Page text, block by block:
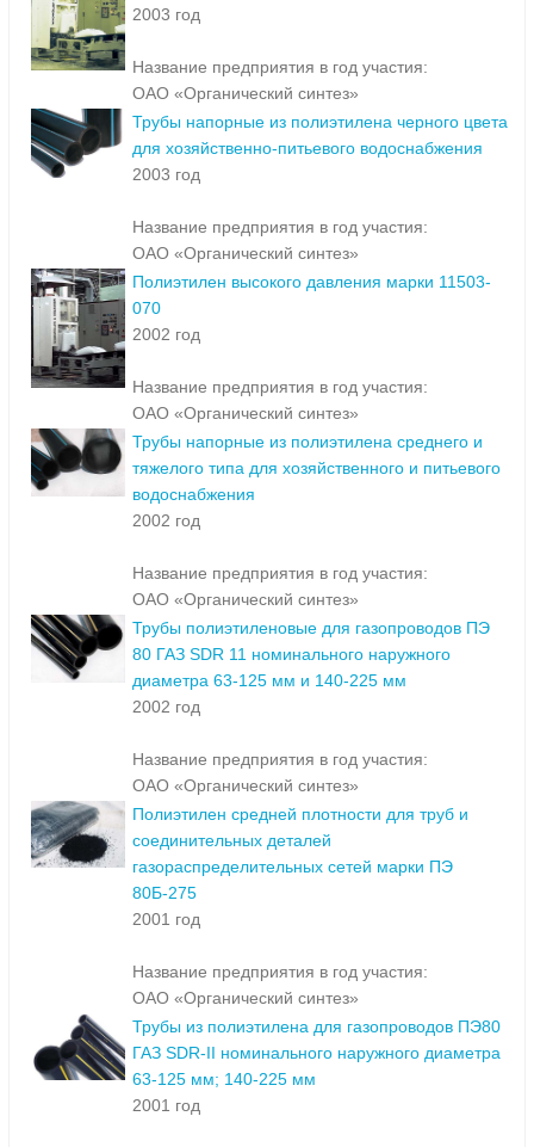
2003 год
Название предприятия в год участия:
ОАО «Органический синтез»
Трубы напорные из полиэтилена черного цвета
для хозяйственно-питьевого водоснабжения
2003 год
Название предприятия в год участия:
ОАО «Органический синтез»
Полиэтилен высокого давления марки 11503-
070
2002 год
Название предприятия в год участия:
ОАО «Органический синтез»
Трубы напорные из полиэтилена среднего и
тяжелого типа для хозяйственного и питьевого
водоснабжения
2002 год
Название предприятия в год участия:
ОАО «Органический синтез»
Трубы полиэтиленовые для газопроводов ПЭ
80 ГАЗ SDR 11 номинального наружного
диаметра 63-125 мм и 140-225 мм
2002 год
Название предприятия в год участия:
ОАО «Органический синтез»
Полиэтилен средней плотности для труб и
соединительных деталей
газораспределительных сетей марки ПЭ
80Б-275
2001 год
Название предприятия в год участия:
ОАО «Органический синтез»
Трубы из полиэтилена для газопроводов ПЭ80
ГАЗ SDR-II номинального наружного диаметра
63-125 мм; 140-225 мм
2001 год